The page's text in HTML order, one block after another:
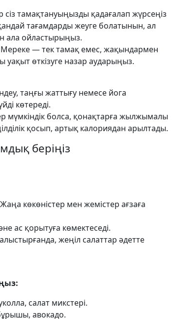
сіз тамақтануыңызды қадағалап жүрсеңіз
тағамдарды жеуге болатынын, ал
ала ойластырыңыз.
Мереке — тек тамақ емес, жақындармен
өткізуге назар аударыңыз.
таңғы жаттығу немесе йога
көтереді.
мүмкіндік болса, қонақтарға жылжымалы
қосып, артық калориядан арылтады.
беріңіз
Жаңа көкөністер мен жемістер ағзаға
ас қорытуға көмектеседі.
жеңіл салаттар әдетте
салат микстері.
авокадо.